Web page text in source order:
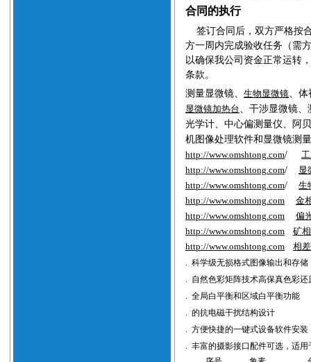
合同的执行
签订合同后，双方严格按
方一周内完成验收任务（需
以确保我公司资金正常运转
条款。
测量显微镜、 生物显微镜、体
显微镜加热台、干涉显微镜、
光学计、中心偏测量仪、阿
机图像处理软件和显微镜测
http://www.omshtong.com/
http://www.omshtong.com/
显
http://www.omshtong.com/
生
http://www.omshtong.com
金
http://www.omshtong.com
偏
http://www.omshtong.com
矿
http://www.omshtong.com 相
. 科学级无损格式图像输出和存储
. 自然色彩矩阵技术高保真色彩还
. 全局白平衡和区域白平衡功能
. 的抗电磁干扰结构设计
. 方便快捷的一键式设备软件安
. 丰富的摄影接口配件可选，适用